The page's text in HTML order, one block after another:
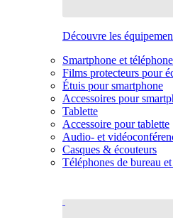
Découvre les
Smartphone et
Films protecteurs pour
Étuis pour smartphone
Accessoires pour
Tablette
Accessoire pour tablette
Audio- et
Casques & écouteurs
Téléphones de bureau